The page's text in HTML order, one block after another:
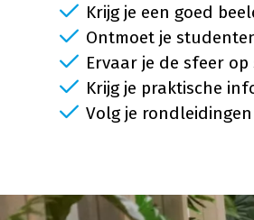
Krijg je een goed
Ontmoet je
Ervaar je de sfeer op
Krijg je praktische
Volg je